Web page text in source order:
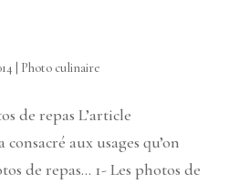
Photo culinaire
de repas L’article
aux usages qu’on
de repas… 1- Les photos de